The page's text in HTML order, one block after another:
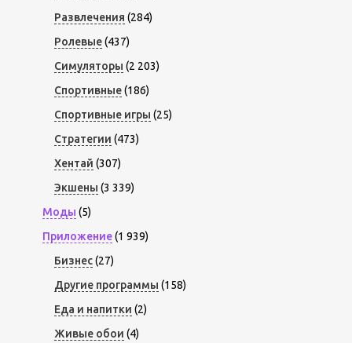
Развлечения (284)
Ролевые(437)
Симуляторы (2 203)
Спортивные(186)
Спортивные игры (25)
Стратегии (473)
Хентай (307)
Экшены (3 339)
Моды (5)
Приложение(1 939)
Бизнес(27)
Другие программы (158)
Еда и напитки (2)
Живые обои (4)